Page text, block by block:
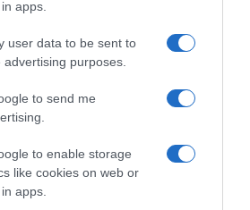
apps.
user data to be sent to
purposes.
to send me
to enable storage
like cookies on web or
apps.
de fim-de-semana dos hotéis
com evento que junta música,
Funchal
Bondage' no Cloud Bar a 22